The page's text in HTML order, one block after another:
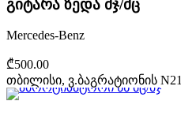
გიტარა ზედა მჯ/მც
Mercedes-Benz
₾500.00
თბილისი, ვ.ბაგრატიონის N21